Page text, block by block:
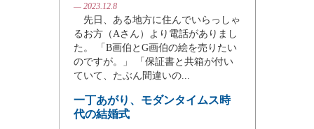
— 2023.12.8
先日、ある地方に住んでいらっしゃ
るお方（Aさん）より電話がありまし
た。 「B画伯とG画伯の絵を売りたい
のですが。」 「保証書と共箱が付い
ていて、たぶん間違いの...
一丁あがり、モダンタイムス時
代の結婚式